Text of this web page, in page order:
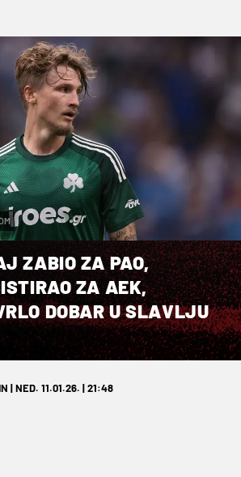
ZABIO ZA PAO,
ZA AEK,
DOBAR U SLAVLJU
| NED. 11.01.26. | 21:48